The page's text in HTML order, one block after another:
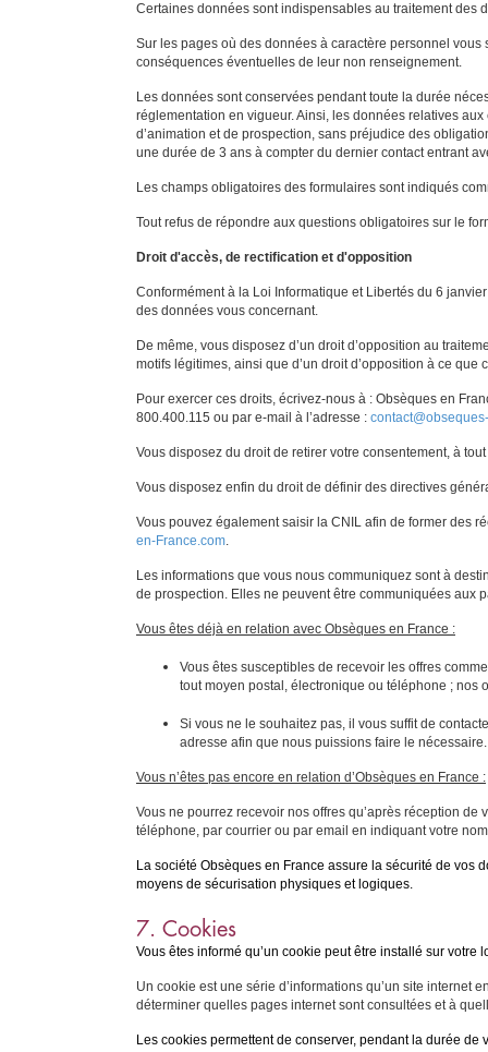
Certaines données sont indispensables au traitement des
Sur les pages où des données à caractère personnel
conséquences éventuelles de leur non renseignement.
Les données sont conservées pendant toute la durée
réglementation en vigueur. Ainsi, les données relatives
d’animation et de prospection, sans préjudice des
une durée de 3 ans à compter du dernier contact entrant
Les champs obligatoires des formulaires sont indiqués
Tout refus de répondre aux questions obligatoires sur le
Droit d'accès, de rectification et d'opposition
Conformément à la Loi Informatique et Libertés du 6
des données vous concernant.
De même, vous disposez d’un droit d’opposition au
motifs légitimes, ainsi que d’un droit d’opposition à ce
Pour exercer ces droits, écrivez-nous à : Obsèques en
800.400.115 ou par e-mail à l’adresse :
Vous disposez du droit de retirer votre consentement, à
Vous disposez enfin du droit de définir des directives
Vous pouvez également saisir la CNIL afin de former des
en-France.com.
Les informations que vous nous communiquez sont à
de prospection. Elles ne peuvent être communiquées aux
Vous êtes déjà en relation avec Obsèques en France :
Vous êtes susceptibles de recevoir les offres
tout moyen postal, électronique ou téléphone ; nos
Si vous ne le souhaitez pas, il vous suffit de
adresse afin que nous puissions faire le nécessaire.
Vous n’êtes pas encore en relation d’Obsèques en France :
Vous ne pourrez recevoir nos offres qu’après réception
téléphone, par courrier ou par email en indiquant votre
La société Obsèques en France assure la sécurité de vos
moyens de sécurisation physiques et logiques.
7. Cookies
Vous êtes informé qu’un cookie peut être installé sur
Un cookie est une série d’informations qu’un site
déterminer quelles pages internet sont consultées et à
Les cookies permettent de conserver, pendant la durée